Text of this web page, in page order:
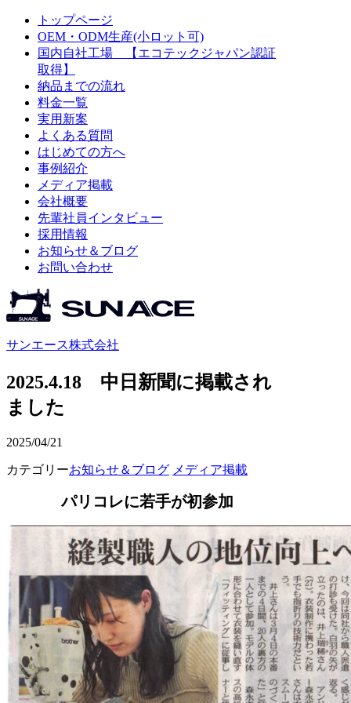
トップページ
OEM・ODM生産(小ロット可)
国内自社工場 【エコテックジャパン認証
取得】
納品までの流れ
料金一覧
実用新案
よくある質問
はじめての方へ
事例紹介
メディア掲載
会社概要
先輩社員インタビュー
採用情報
お知らせ＆ブログ
お問い合わせ
サンエース株式会社
2025.4.18 中日新聞に掲載され
ました
2025/04/21
カテゴリーお知らせ＆ブログ メディア掲載
パリコレに若手が初参加